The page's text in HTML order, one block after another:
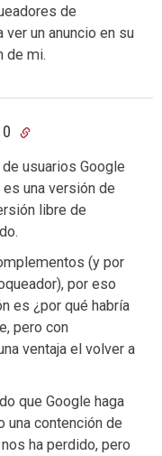
de
un anuncio en su
de mi.
usuarios Google
es una versión de
libre de
(y por
por eso
es ¿por qué habría
pero con
ventaja el volver a
que Google haga
una contención de
ha perdido, pero